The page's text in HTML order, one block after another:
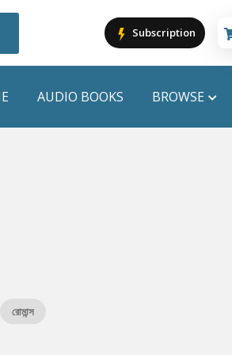
Subscription
Cart is empty
AUDIO BOOKS BROWSE
New
রোমান্স